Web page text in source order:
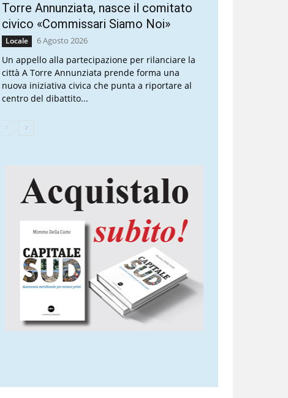
Torre Annunziata, nasce il comitato
civico «Commissari Siamo Noi»
Locale 6 Agosto 2026
Un appello alla partecipazione per rilanciare la
città A Torre Annunziata prende forma una
nuova iniziativa civica che punta a riportare al
centro del dibattito...